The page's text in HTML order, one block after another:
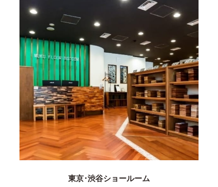
東京･渋谷ショールーム